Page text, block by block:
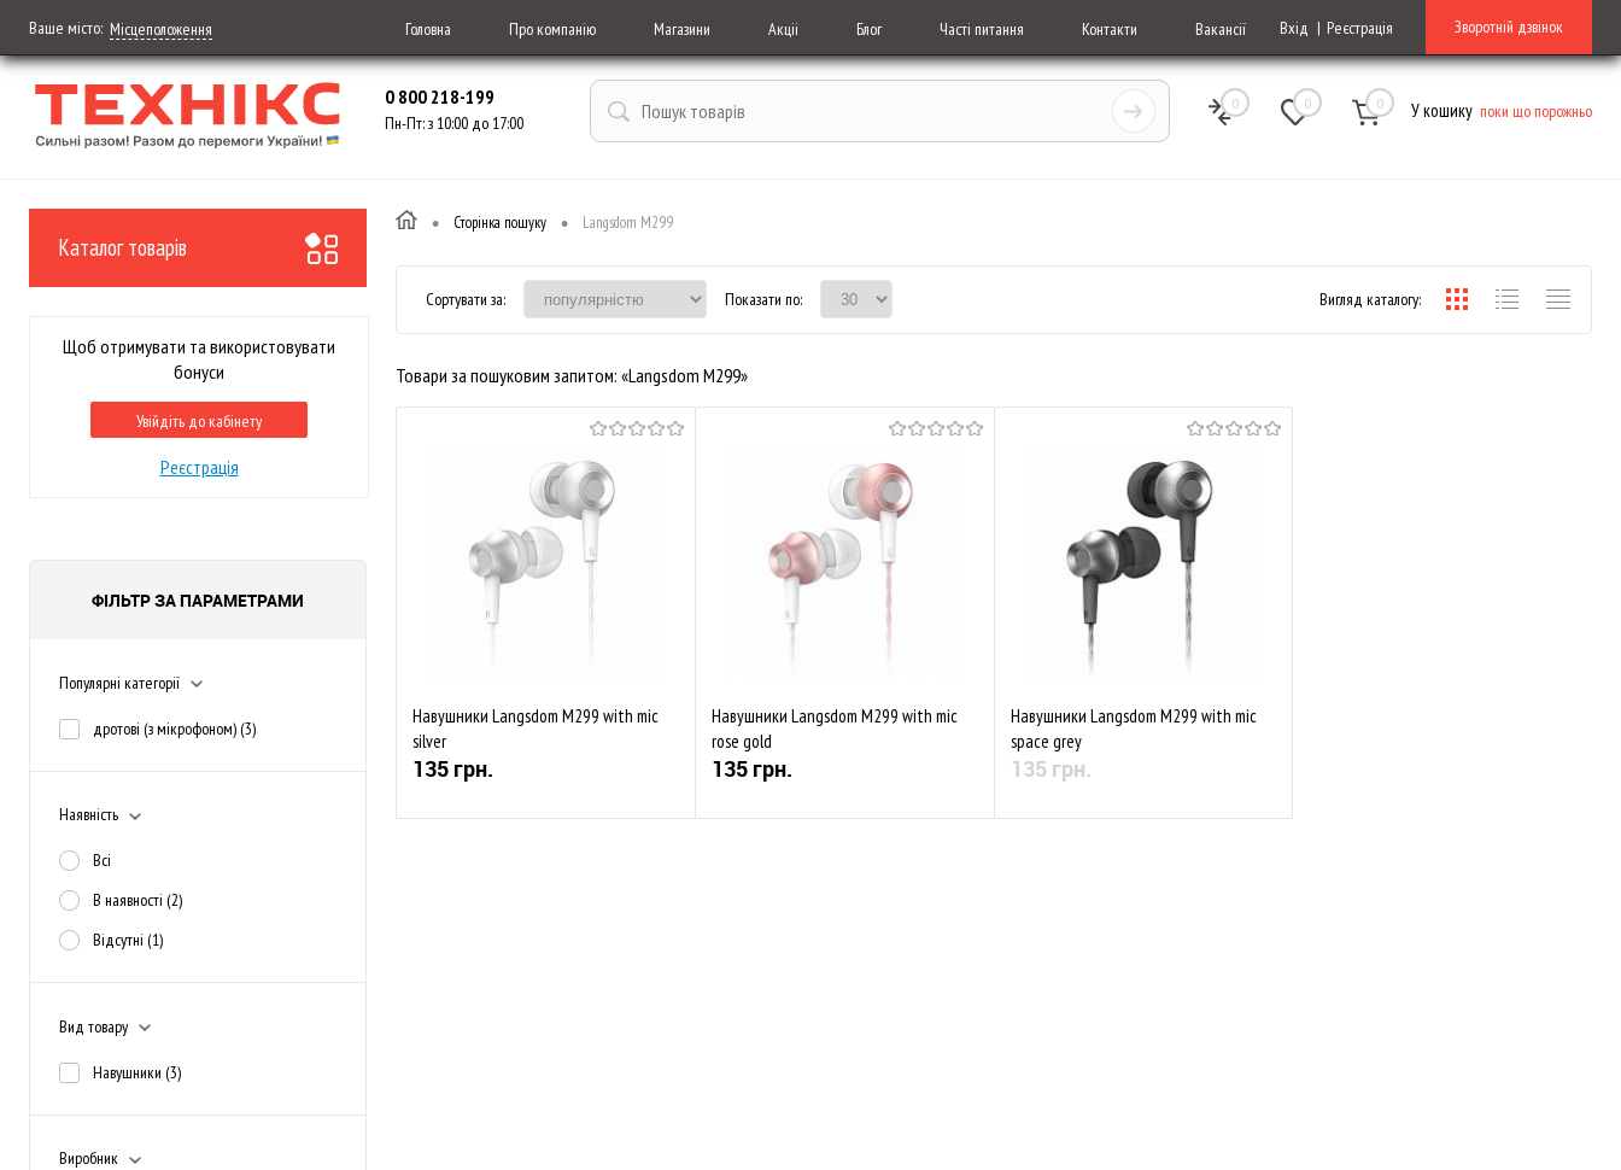
Ваше місто: Місцеположення Головна Про компанію Магазини Акціі Блог Часті питання Контакти Вакансії Вхід Реєстрація Зворотній дзвінок
0 800 218-199
Пн-Пт: з 10:00 до 17:00
0 0 0 У кошику поки що порожньо
Каталог товарів
Щоб отримувати та використовувати
бонуси
Увійдіть до кабінету
Реєстрація
ФІЛЬТР ЗА ПАРАМЕТРАМИ
Популярні категорії
дротові (з мікрофоном) (3)
Наявність
Всі
В наявності (2)
Відсутні (1)
Вид товару
Навушники (3)
Виробник
• Сторінка пошуку • Langsdom M299
Сортувати за: Показати по: Вигляд каталогу:
Товари за пошуковим запитом: «Langsdom M299»
Навушники Langsdom M299 with mic
silver
135 грн.
Навушники Langsdom M299 with mic
rose gold
135 грн.
Навушники Langsdom M299 with mic
space grey
135 грн.